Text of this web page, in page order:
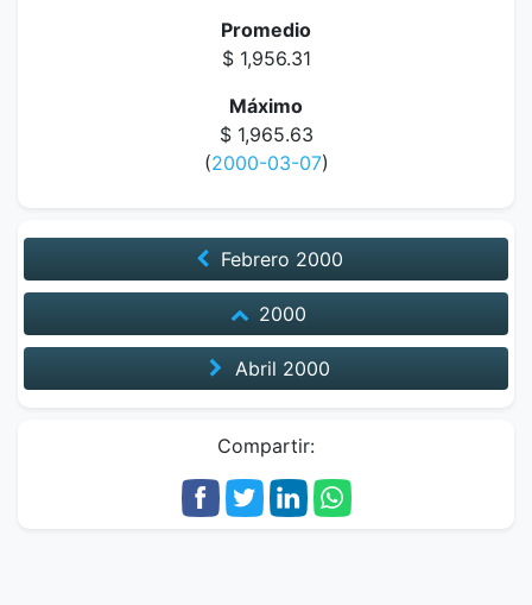
Promedio
$ 1,956.31
Máximo
$ 1,965.63
(2000-03-07)
Febrero 2000
2000
Abril 2000
Compartir: